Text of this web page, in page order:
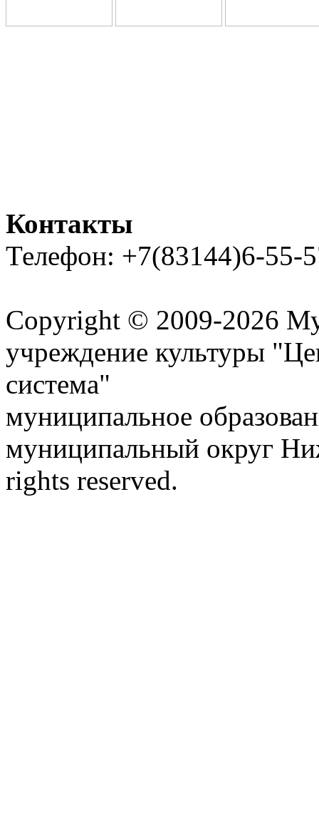
Контакты
Телефон: +7(83144)6-55-
Copyright © 2009-2026
учреждение культуры
система"
муниципальное
муниципальный округ
rights reserved.